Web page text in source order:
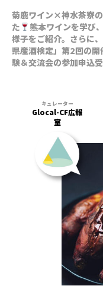
菊鹿ワイン×神水茶寮
た
熊本ワインを学び
様子をご紹介。さらに
県産酒検定」第2回の開
験＆交流会の参加申込
Glocal-CF広報
室